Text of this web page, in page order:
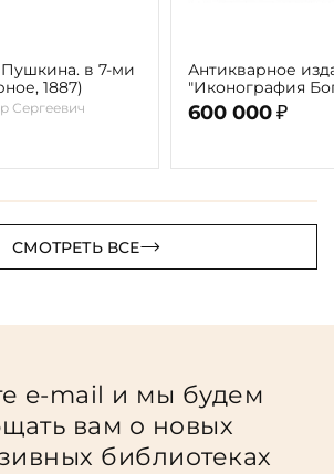
в 7-ми
1887)
Сергеевич
Антикварное
"Иконография
г. (в 2-х томах с
автора)
600 000 ₽
СМОТРЕТЬ ВСЕ
e-mail и мы будем
вам о новых
библиотеках